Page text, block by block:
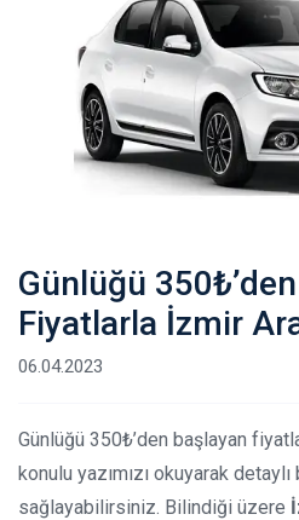
Günlüğü
Fiyatlarla İzmir
06.04.2023
Günlüğü 350₺’den başlayan
konulu yazımızı okuyarak
sağlayabilirsiniz. Bilindiği üzere